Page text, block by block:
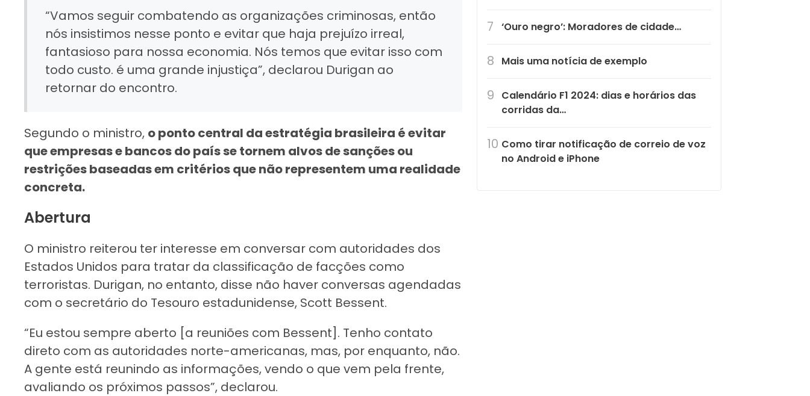
“Vamos seguir combatendo as organizações criminosas, então
nós insistimos nesse ponto e evitar que haja prejuízo irreal,
fantasioso para nossa economia. Nós temos que evitar isso com
todo custo. é uma grande injustiça”, declarou Durigan ao
retornar do encontro.
Segundo o ministro, o ponto central da estratégia brasileira é evitar
que empresas e bancos do país se tornem alvos de sanções ou
restrições baseadas em critérios que não representem uma realidade
concreta.
Abertura
O ministro reiterou ter interesse em conversar com autoridades dos
Estados Unidos para tratar da classificação de facções como
terroristas. Durigan, no entanto, disse não haver conversas agendadas
com o secretário do Tesouro estadunidense, Scott Bessent.
“Eu estou sempre aberto [a reuniões com Bessent]. Tenho contato
direto com as autoridades norte-americanas, mas, por enquanto, não.
A gente está reunindo as informações, vendo o que vem pela frente,
avaliando os próximos passos”, declarou.
‘Ouro negro’: Moradores de cidade…
Mais uma notícia de exemplo
Calendário F1 2024: dias e horários das
corridas da…
Como tirar notificação de correio de voz
no Android e iPhone